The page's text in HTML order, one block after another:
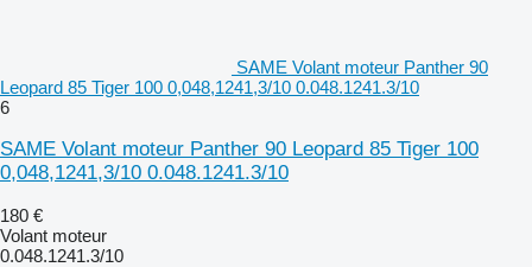
SAME Volant moteur Panther 90
Leopard 85 Tiger 100 0,048,1241,3/10 0.048.1241.3/10
6
SAME Volant moteur Panther 90 Leopard 85 Tiger 100
0,048,1241,3/10 0.048.1241.3/10
180 €
Volant moteur
0.048.1241.3/10